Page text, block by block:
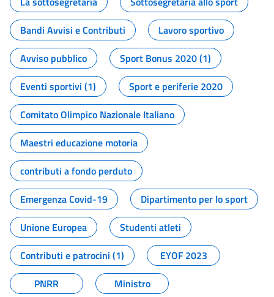
Bandi Avvisi e Contributi
Lavoro sportivo
Avviso pubblico
Sport Bonus 2020 (1)
Eventi sportivi (1)
Sport e periferie 2020
Comitato Olimpico Nazionale Italiano
Maestri educazione motoria
contributi a fondo perduto
Emergenza Covid-19
Dipartimento per lo sport
Unione Europea
Studenti atleti
Contributi e patrocini (1)
EYOF 2023
PNRR
Ministro